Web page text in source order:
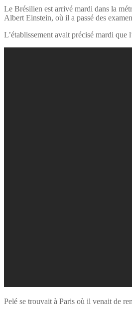
Le Brésilien est arrivé mardi dans la
Albert Einstein, où il a passé des
L’établissement avait précisé mardi
Pelé se trouvait à Paris où il venait de